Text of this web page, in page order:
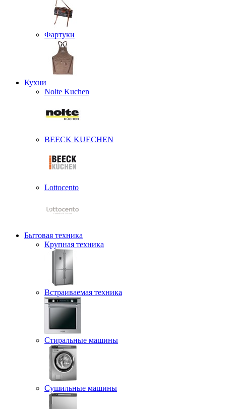
Фартуки
Кухни
Nolte Kuchen
BEECK KUECHEN
Lottocento
Бытовая техника
Крупная техника
Встраиваемая техника
Стиральные машины
Сушильные машины